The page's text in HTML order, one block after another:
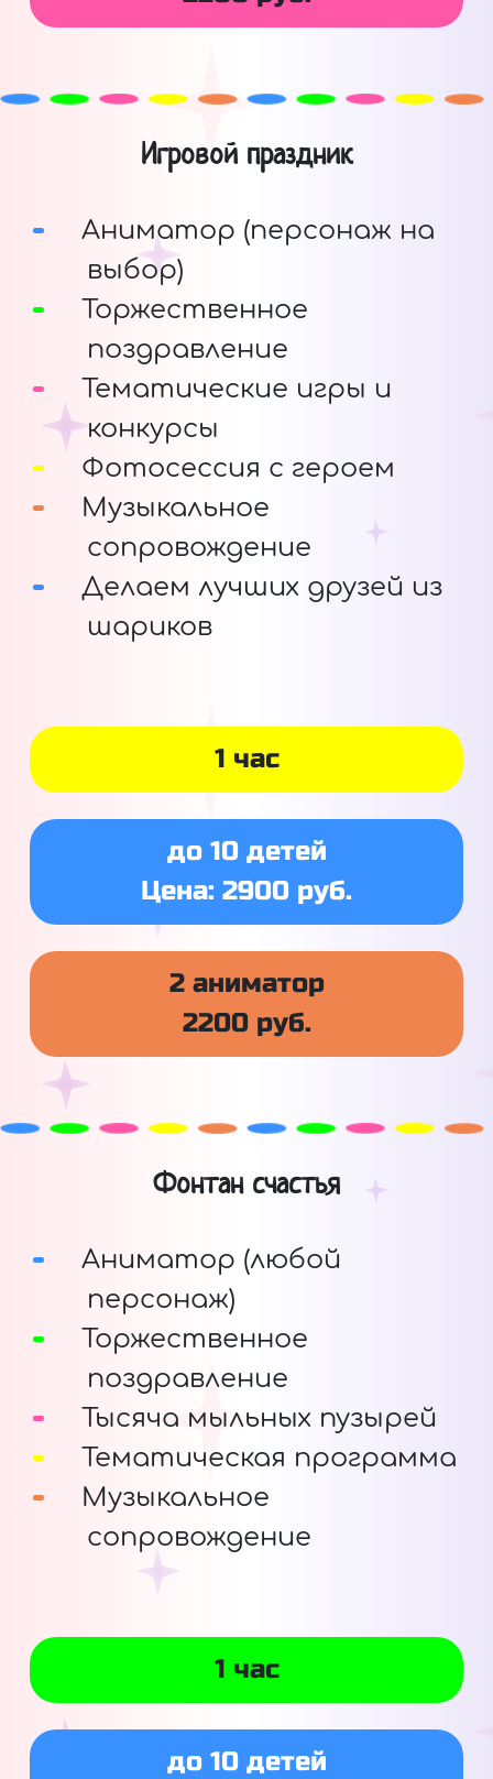
Игровой праздник
Аниматор (персонаж на
выбор)
Торжественное
поздравление
Тематические игры и
конкурсы
Фотосессия с героем
Музыкальное
сопровождение
Делаем лучших друзей из
шариков
1 час
до 10 детей
Цена: 2900 руб.
2 аниматор
2200 руб.
Фонтан счастья
Аниматор (любой
персонаж)
Торжественное
поздравление
Тысяча мыльных пузырей
Тематическая программа
Музыкальное
сопровождение
1 час
до 10 детей